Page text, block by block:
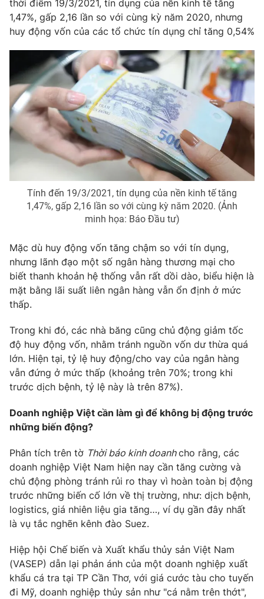
Nhân vật
Khán giả
Giải sao mai
Điện ảnh
Âm nhạc
Sao
Đời sống
Du lịch
Làm đẹp
Chất lượng cuộc sống
Giáo dục
Tuyển sinh
Học trực tuyến
Công nghệ
Hitech Công nghệ tương lai
Sản phẩm
Thị trường
Giao lưu trực tuyến
Lịch phát sóng
Chuyên mục khác
Podcast
Photo Infographic
Video Shorts video
VTV Sức khoẻ Bất động sản
Thị trường 24h Tấm lòng Việt
VTV4 Vươn mình bằng AI
VTV9 VTV8
Liên hệ tòa soạn English
THỜI BÁO VTV
Theo dõi báo trên
thời điểm 19/3/2021, tín dụng của nền kinh tế tăng
1,47%, gấp 2,16 lần so với cùng kỳ năm 2020, nhưng
huy động vốn của các tổ chức tín dụng chỉ tăng 0,54%
Tính đến 19/3/2021, tín dụng của nền kinh tế tăng
1,47%, gấp 2,16 lần so với cùng kỳ năm 2020. (Ảnh
minh họa: Báo Đầu tư)
Mặc dù huy động vốn tăng chậm so với tín dụng,
nhưng lãnh đạo một số ngân hàng thương mại cho
biết thanh khoản hệ thống vẫn rất dồi dào, biểu hiện là
mặt bằng lãi suất liên ngân hàng vẫn ổn định ở mức
thấp.
Trong khi đó, các nhà băng cũng chủ động giảm tốc
độ huy động vốn, nhằm tránh nguồn vốn dư thừa quá
lớn. Hiện tại, tỷ lệ huy động/cho vay của ngân hàng
vẫn đứng ở mức thấp (khoảng trên 70%; trong khi
trước dịch bệnh, tỷ lệ này là trên 87%).
Doanh nghiệp Việt cần làm gì để không bị động trước
những biến động?
Phân tích trên tờ Thời báo kinh doanhcho rằng, các
doanh nghiệp Việt Nam hiện nay cần tăng cường và
chủ động phòng tránh rủi ro thay vì hoàn toàn bị động
trước những biến cố lớn về thị trường, như: dịch bệnh,
logistics, giá nhiên liệu gia tăng…, ví dụ gần đây nhất
là vụ tắc nghẽn kênh đào Suez.
Hiệp hội Chế biến và Xuất khẩu thủy sản Việt Nam
(VASEP) dẫn lại phản ánh của một doanh nghiệp xuất
khẩu cá tra tại TP Cần Thơ, với giá cước tàu cho tuyến
đi Mỹ, doanh nghiệp thủy sản như "cá nằm trên thớt",